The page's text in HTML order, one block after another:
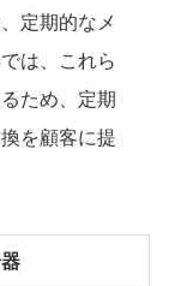
定期的なメ
は、これら
ため、定期
を顧客に提